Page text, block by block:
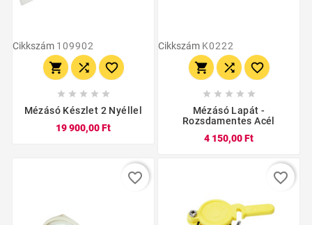
Cikkszám 109902
  
    
Mézásó Készlet 2 Nyéllel
19 900,00 Ft
Cikkszám K0222
  
    
Mézásó Lapát -
Rozsdamentes Acél
4 150,00 Ft
favorite_border favorite_border